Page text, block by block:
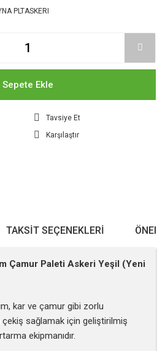
PLTASKERI
Sepete Ekle
Tavsiye Et
Karşılaştır
TAKSIT SEÇENEKLERI
Çamur Paleti Askeri Yeşil (Yeni
kar ve çamur gibi zorlu
sağlamak için geliştirilmiş
ekipmanıdır.